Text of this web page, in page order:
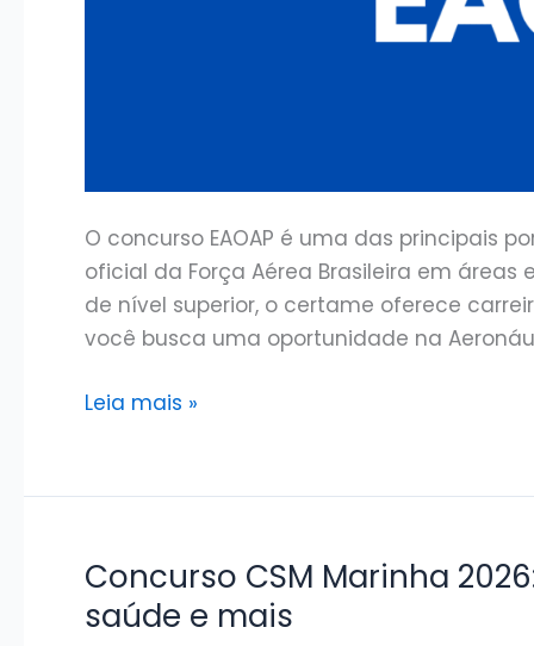
O concurso EAOAP é uma das principais
oficial da Força Aérea Brasileira em
de nível superior, o certame oferece
você busca uma oportunidade na
Concurso
Edital
vagas
para
Oficiais
Leia mais »
Concurso CSM Marinha
saúde e mais